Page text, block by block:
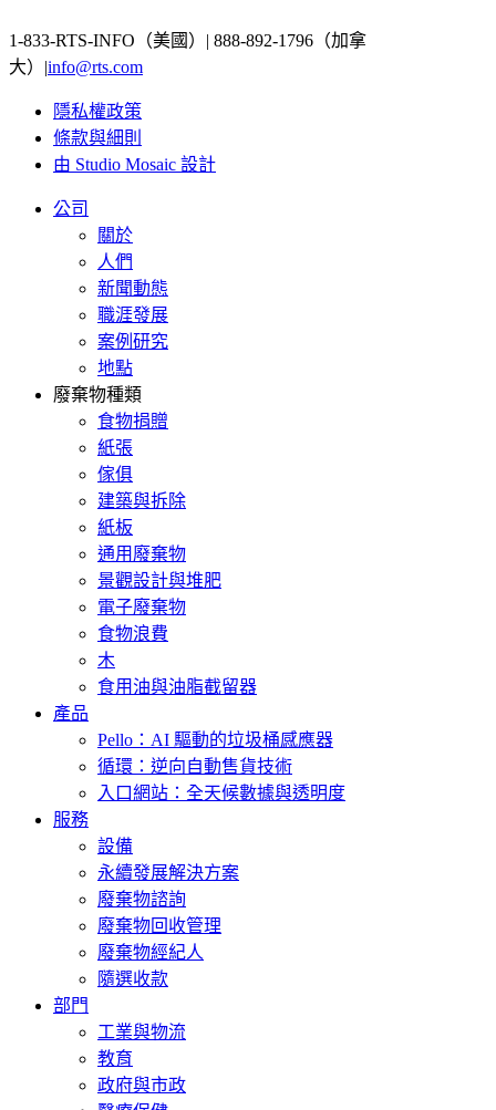
1-833-RTS-INFO（美國）| 888-892-1796（加拿
大）|info@rts.com
隱私權政策
條款與細則
由 Studio Mosaic 設計
公司
關於
人們
新聞動態
職涯發展
案例研究
地點
廢棄物種類
食物捐贈
紙張
傢俱
建築與拆除
紙板
通用廢棄物
景觀設計與堆肥
電子廢棄物
食物浪費
木
食用油與油脂截留器
產品
Pello：AI 驅動的垃圾桶感應器
循環：逆向自動售貨技術
入口網站：全天候數據與透明度
服務
設備
永續發展解決方案
廢棄物諮詢
廢棄物回收管理
廢棄物經紀人
隨選收款
部門
工業與物流
教育
政府與市政